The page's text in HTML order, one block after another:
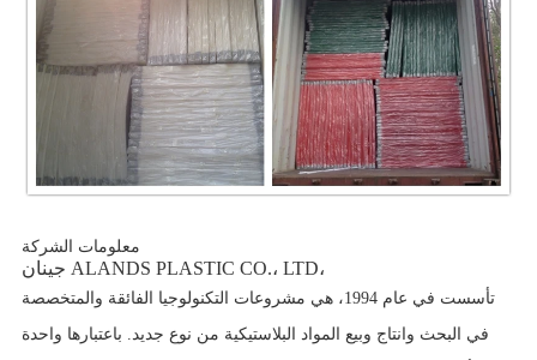
معلومات الشركة
جينان ALANDS PLASTIC CO.، LTD،
تأسست في عام 1994، هي مشروعات التكنولوجيا الفائقة والمتخصصة
في البحث وانتاج وبيع المواد البلاستيكية من نوع جديد. باعتبارها واحدة